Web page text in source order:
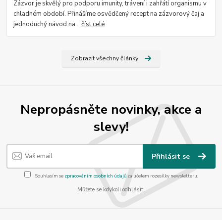
Zázvor je skvělý pro podporu imunity, trávení i zahřátí organismu v
chladném období. Přinášíme osvědčený recept na zázvorový čaj a
jednoduchý návod na...číst celé
Zobrazit všechny články
Nepropásněte novinky, akce a
slevy!
Přihlásit se
Souhlasím se zpracováním osobních údajůza účelem rozesílky newsletteru.
Můžete se kdykoli odhlásit.